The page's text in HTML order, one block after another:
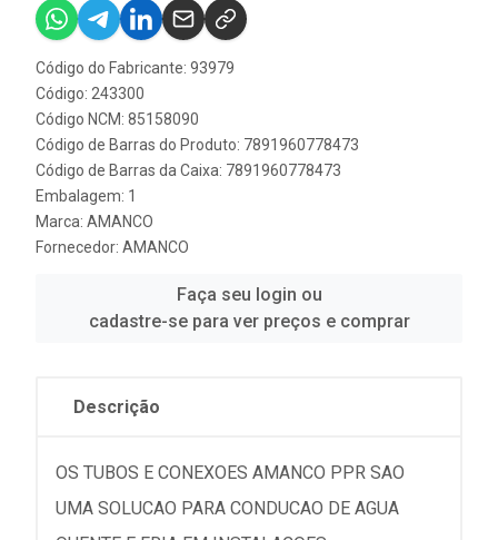
Código do Fabricante: 93979
Código: 243300
Código NCM: 85158090
Código de Barras do Produto: 7891960778473
Código de Barras da Caixa: 7891960778473
Embalagem: 1
Marca: AMANCO
Fornecedor: AMANCO
Faça seu login ou
cadastre-se para ver preços e comprar
Descrição
OS TUBOS E CONEXOES AMANCO PPR SAO
UMA SOLUCAO PARA CONDUCAO DE AGUA